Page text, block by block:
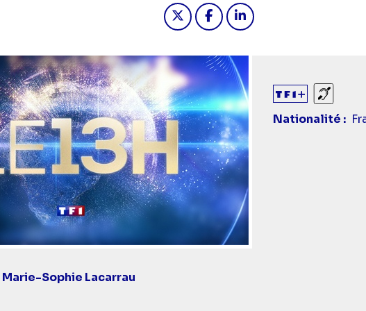
Partager "2026-05-08 13:00 -
Partager "2026-05-08
Sourds
Nationalité
Marie-Sophie Lacarrau